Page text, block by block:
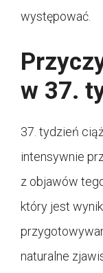
występować.
w 37.
37. tydzień
intensywnie
z objawów
który jest
naturalne